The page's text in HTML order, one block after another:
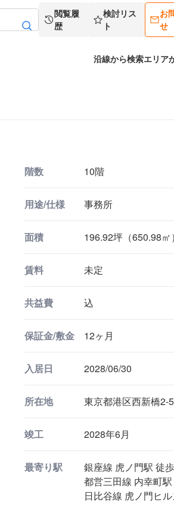
閲覧履
歴
検討リス
ト
お
せ
沿線から検索エリア
階数 10階
用途/仕様 事務所
面積 196.92坪（650.98㎡）
賃料 未定
共益費 込
保証金/敷金 12ヶ月
入居日 2028/06/30
所在地 東京都港区西新橋2-5
竣工 2028年6月
最寄り駅
銀座線 虎ノ門駅 徒
都営三田線 内幸町
日比谷線 虎ノ門ヒ